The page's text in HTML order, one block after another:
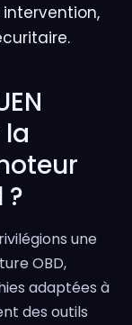
la
?
une
OBD,
adaptées à
des outils